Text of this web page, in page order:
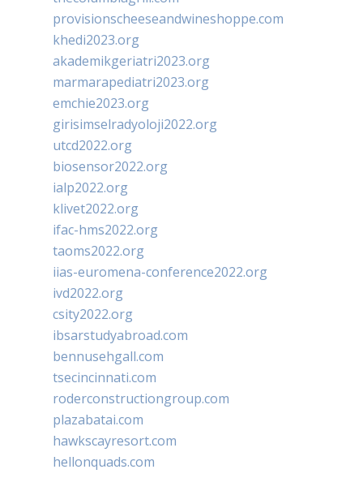
provisionscheeseandwineshoppe.com
khedi2023.org
akademikgeriatri2023.org
marmarapediatri2023.org
emchie2023.org
girisimselradyoloji2022.org
utcd2022.org
biosensor2022.org
ialp2022.org
klivet2022.org
ifac-hms2022.org
taoms2022.org
iias-euromena-conference2022.org
ivd2022.org
csity2022.org
ibsarstudyabroad.com
bennusehgall.com
tsecincinnati.com
roderconstructiongroup.com
plazabatai.com
hawkscayresort.com
hellonquads.com